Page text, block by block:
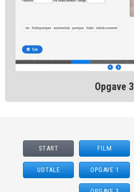
Opgave 3
START FILM
UDTALE OPGAVE 1